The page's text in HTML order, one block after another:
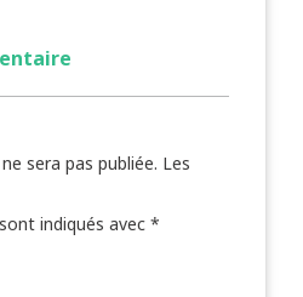
sera pas publiée. Les
indiqués avec *